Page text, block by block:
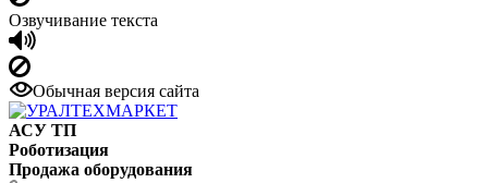
Озвучивание текста
Обычная версия сайта
АСУ ТП
Роботизация
Продажа оборудования